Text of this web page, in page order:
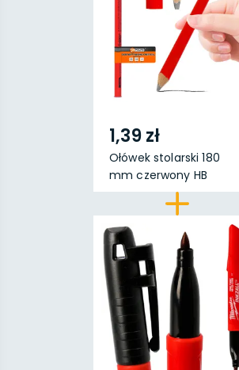
1,39 zł
Ołówek stolarski 180
mm czerwony HB